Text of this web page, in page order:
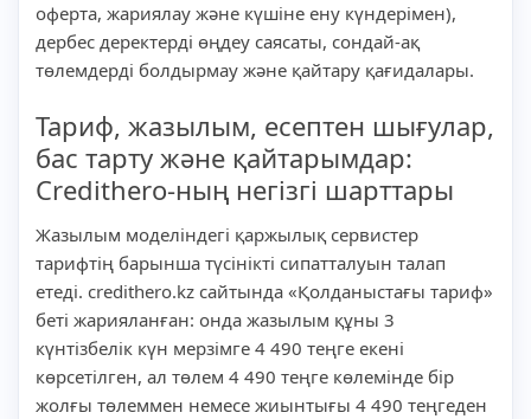
оферта, жариялау және күшіне ену күндерімен),
дербес деректерді өңдеу саясаты, сондай-ақ
төлемдерді болдырмау және қайтару қағидалары.
Тариф, жазылым, есептен шығулар,
бас тарту және қайтарымдар:
Credithero-ның негізгі шарттары
Жазылым моделіндегі қаржылық сервистер
тарифтің барынша түсінікті сипатталуын талап
етеді. credithero.kz сайтында «Қолданыстағы тариф»
беті жарияланған: онда жазылым құны 3
күнтізбелік күн мерзімге 4 490 теңге екені
көрсетілген, ал төлем 4 490 теңге көлемінде бір
жолғы төлеммен немесе жиынтығы 4 490 теңгеден